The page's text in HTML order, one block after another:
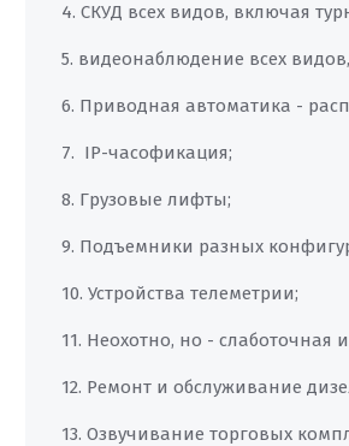
4. СКУД всех видов, включая
5. видеонаблюдение всех
6. Приводная автоматика -
7. IP-часофикация;
8. Грузовые лифты;
9. Подъемники разных
10. Устройства телеметрии;
11. Неохотно, но - слаботочная
12. Ремонт и обслуживание
13. Озвучивание торговых